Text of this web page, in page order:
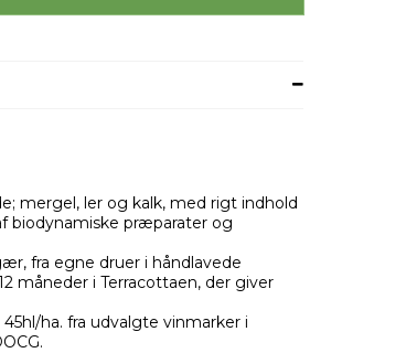
mergel, ler og kalk, med rigt indhold
biodynamiske præparater og
fra egne druer i håndlavede
måneder i Terracottaen, der giver
ha. fra udvalgte vinmarker i